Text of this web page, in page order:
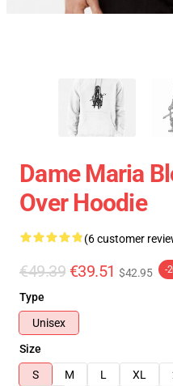
Dame Maria
Over Hoodie
(6 customer
€49.39 €39.51 $42.95 -
Type
Unisex
Size
S
M L XL